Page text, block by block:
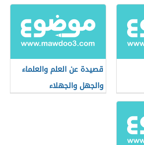
قصيدة عن العلم والعلماء
والجهل والجهلاء